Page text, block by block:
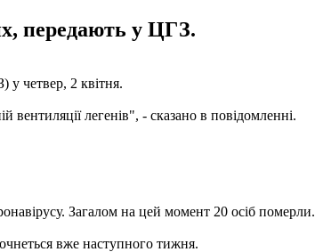
передають у ЦГЗ.
у четвер, 2 квітня.
вентиляції легенів", - сказано в повідомленні.
Загалом на цей момент 20 осіб померли.
вже наступного тижня.